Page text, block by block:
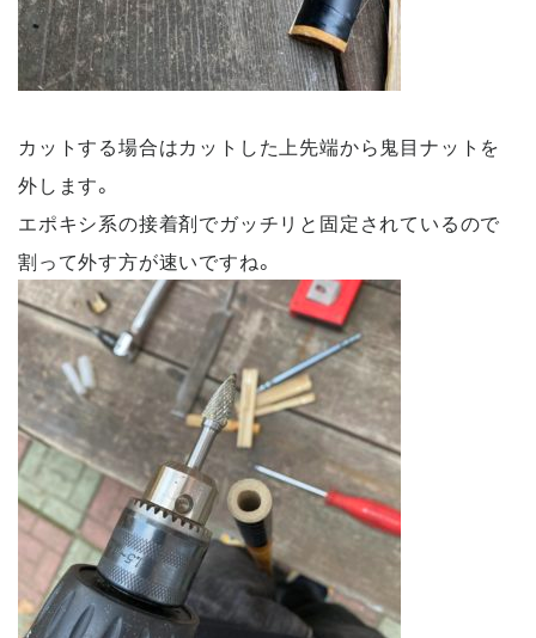
カットする場合はカットした上先端から鬼目ナットを
外します。
エポキシ系の接着剤でガッチリと固定されているので
割って外す方が速いですね。